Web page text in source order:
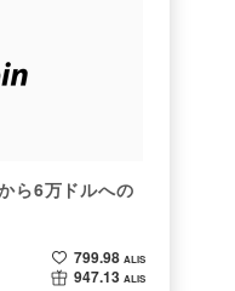
ら6万ドルへの
799.98 ALIS
947.13 ALIS